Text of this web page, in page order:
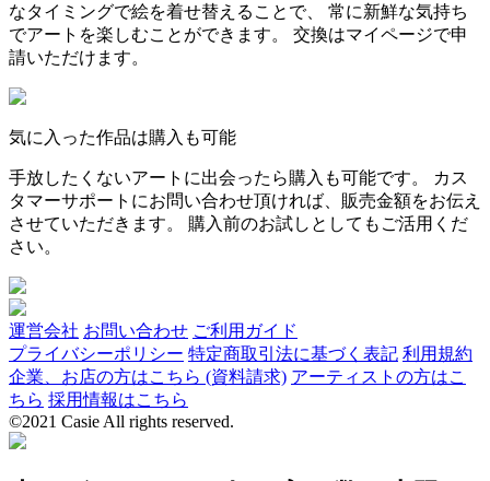
なタイミングで絵を着せ替えることで、 常に新鮮な気持ち
でアートを楽しむことができます。 交換はマイページで申
請いただけます。
気に入った作品は購入も可能
手放したくないアートに出会ったら購入も可能です。 カス
タマーサポートにお問い合わせ頂ければ、販売金額をお伝え
させていただきます。 購入前のお試しとしてもご活用くだ
さい。
運営会社 お問い合わせ ご利用ガイド
プライバシーポリシー 特定商取引法に基づく表記 利用規約
企業、お店の方はこちら (資料請求) アーティストの方はこ
ちら 採用情報はこちら
©2021 Casie All rights reserved.